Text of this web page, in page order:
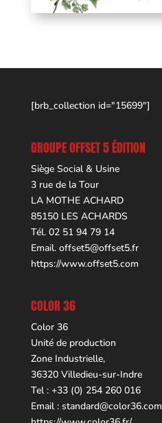
[brb_collection id="15699"]
GROUPE OFFSET 5 ÉDITION
Siège Social & Usine
3 rue de la Tour
LA MOTHE ACHARD
85150 LES ACHARDS
Tél. 02 51 94 79 14
Email. offset5@offset5.fr
https://www.offset5.com
COLOR 36
Color 36
Unité de production
Zone Industrielle,
36320 Villedieu-sur-Indre
Tel : +33 (0) 254 260 016
Email : standard@color36.com